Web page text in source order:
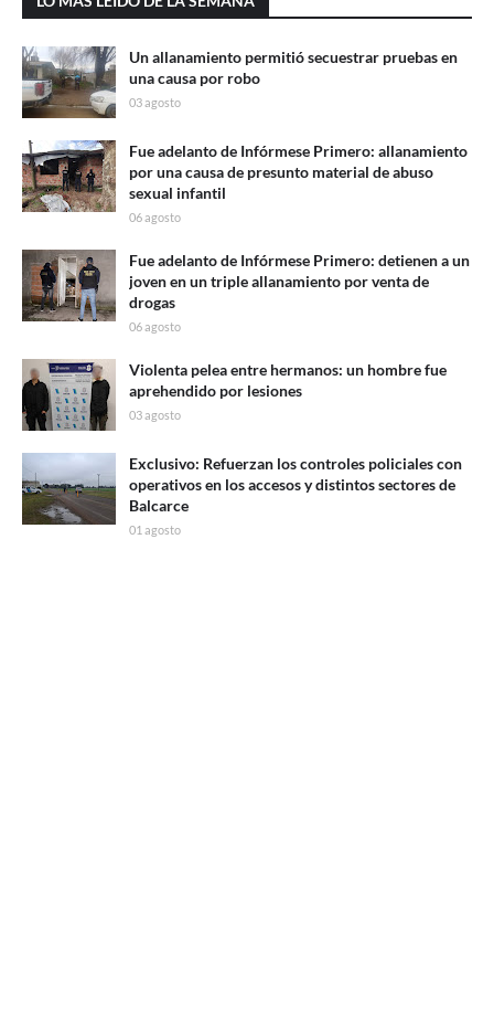
Un allanamiento permitió secuestrar pruebas en
una causa por robo
03 agosto
Fue adelanto de Infórmese Primero: allanamiento
por una causa de presunto material de abuso
sexual infantil
06 agosto
Fue adelanto de Infórmese Primero: detienen a un
joven en un triple allanamiento por venta de
drogas
06 agosto
Violenta pelea entre hermanos: un hombre fue
aprehendido por lesiones
03 agosto
Exclusivo: Refuerzan los controles policiales con
operativos en los accesos y distintos sectores de
Balcarce
01 agosto